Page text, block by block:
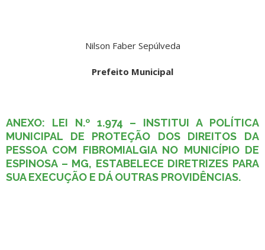
Nilson Faber Sepúlveda
Prefeito Municipal
ANEXO: LEI N.º 1.974 – INSTITUI A POLÍTICA
MUNICIPAL DE PROTEÇÃO DOS DIREITOS DA
PESSOA COM FIBROMIALGIA NO MUNICÍPIO DE
ESPINOSA – MG, ESTABELECE DIRETRIZES PARA
SUA EXECUÇÃO E DÁ OUTRAS PROVIDÊNCIAS.